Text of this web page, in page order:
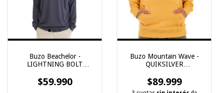
Buzo Beachelor -
LIGHTNING BOLT
$59.990
Buzo Mountain Wave -
QUIKSILVER
$89.999